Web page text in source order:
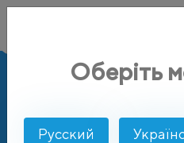
Оберіть
Русский